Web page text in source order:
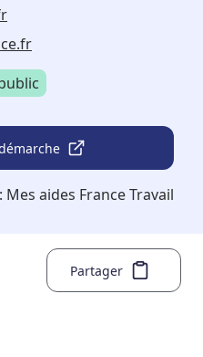
Mes aides France Travail
Partager